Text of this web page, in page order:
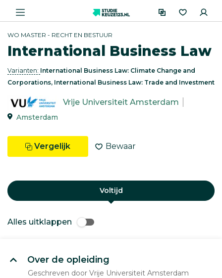
WO MASTER - RECHT EN BESTUUR
International Business Law
Varianten: International Business Law: Climate Change and
Corporations, International Business Law: Trade and Investment
Vrije Universiteit Amsterdam
Amsterdam
Vergelijk Bewaar
Voltijd
Alles uitklappen
Over de opleiding
Geschreven door Vrije Universiteit Amsterdam